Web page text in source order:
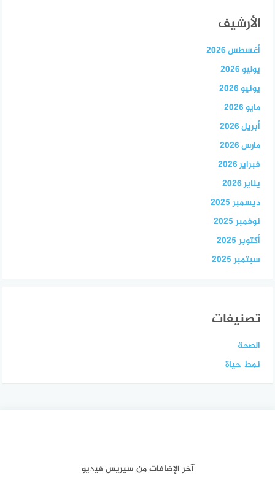
الأرشيف
أغسطس 2026
يوليو 2026
يونيو 2026
مايو 2026
أبريل 2026
مارس 2026
فبراير 2026
يناير 2026
ديسمبر 2025
نوفمبر 2025
أكتوبر 2025
سبتمبر 2025
تصنيفات
الصحة
نمط حياة
آخر الإضافات من سيريس فيديو